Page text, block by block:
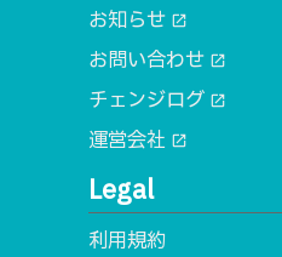
お知らせ open_in_new
お問い合わせ open_in_new
チェンジログ open_in_new
運営会社 open_in_new
Legal
利用規約